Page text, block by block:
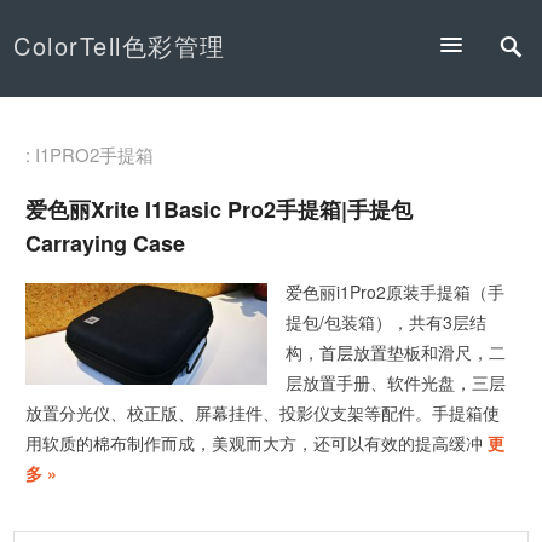
ColorTell色彩管理
: I1PRO2手提箱
爱色丽Xrite I1Basic Pro2手提箱|手提包
Carraying Case
爱色丽i1Pro2原装手提箱（手
提包/包装箱），共有3层结
构，首层放置垫板和滑尺，二
层放置手册、软件光盘，三层
放置分光仪、校正版、屏幕挂件、投影仪支架等配件。手提箱使
用软质的棉布制作而成，美观而大方，还可以有效的提高缓冲 更
多 »